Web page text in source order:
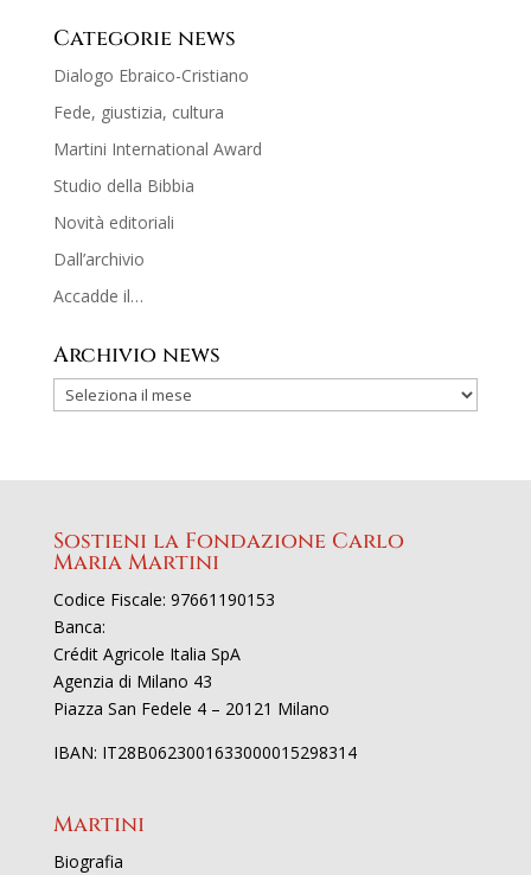
Categorie news
Dialogo Ebraico-Cristiano
Fede, giustizia, cultura
Martini International Award
Studio della Bibbia
Novità editoriali
Dall’archivio
Accadde il…
Archivio news
Sostieni la Fondazione Carlo
Maria Martini
Codice Fiscale: 97661190153
Banca:
Crédit Agricole Italia SpA
Agenzia di Milano 43
Piazza San Fedele 4 – 20121 Milano
IBAN: IT28B0623001633000015298314
Martini
Biografia